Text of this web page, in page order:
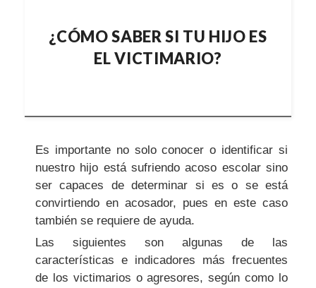
¿CÓMO SABER SI TU HIJO ES
EL VICTIMARIO?
Es importante no solo conocer o identificar si
nuestro hijo está sufriendo acoso escolar sino
ser capaces de determinar si es o se está
convirtiendo en acosador, pues en este caso
también se requiere de ayuda.
Las siguientes son algunas de las
características e indicadores más frecuentes
de los victimarios o agresores, según como lo